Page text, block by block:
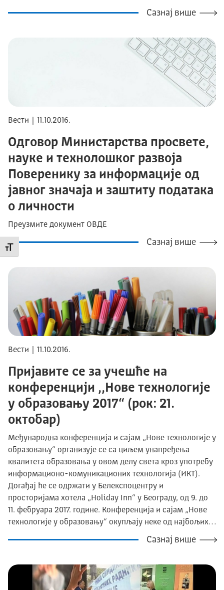
Промени величину слова
Сазнај више
Вести | 11.10.2016.
Одговор Министарства просвете,
науке и технолошког развоја
Поверенику за информације од
јавног значаја и заштиту података
о личности
Преузмите документ ОВДЕ
Сазнај више
Вести | 11.10.2016.
Пријавите се за учешће на
конференцији ,,Нове технологије
у образовању 2017“ (рок: 21.
октобар)
Међународна конференција и сајам „Нове технологије у
образовању“ организује се са циљем унапређења
квалитета образовања у овом делу света кроз употребу
информационо-комуникационих технологија (ИКТ).
Догађај ће се одржати у Белекспоцентру и
просторијама хотела „Holiday Inn“ у Београду, од 9. до
11. фебруара 2017. године. Конференција и сајам „Нове
технологије у образовању“ окупљају неке од најбољих…
Сазнај више